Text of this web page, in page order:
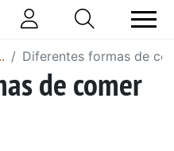
Diferentes formas de
de comer